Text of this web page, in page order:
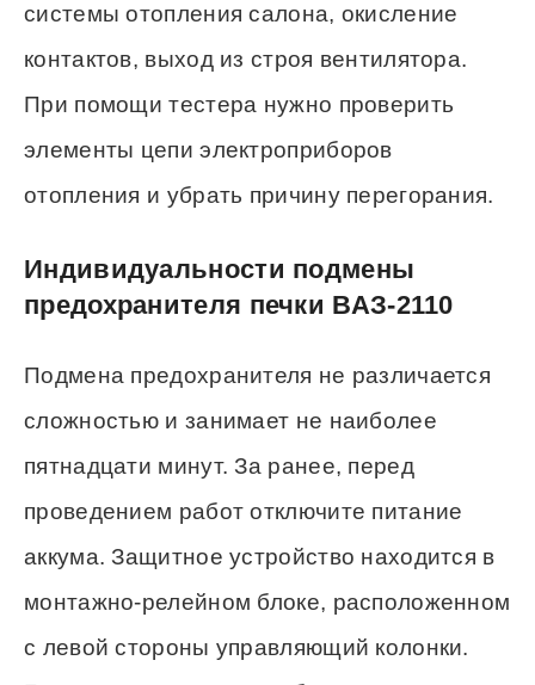
системы отопления салона, окисление
контактов, выход из строя вентилятора.
При помощи тестера нужно проверить
элементы цепи электроприборов
отопления и убрать причину перегорания.
Индивидуальности подмены
предохранителя печки ВАЗ-2110
Подмена предохранителя не различается
сложностью и занимает не наиболее
пятнадцати минут. За ранее, перед
проведением работ отключите питание
аккума. Защитное устройство находится в
монтажно-релейном блоке, расположенном
с левой стороны управляющий колонки.